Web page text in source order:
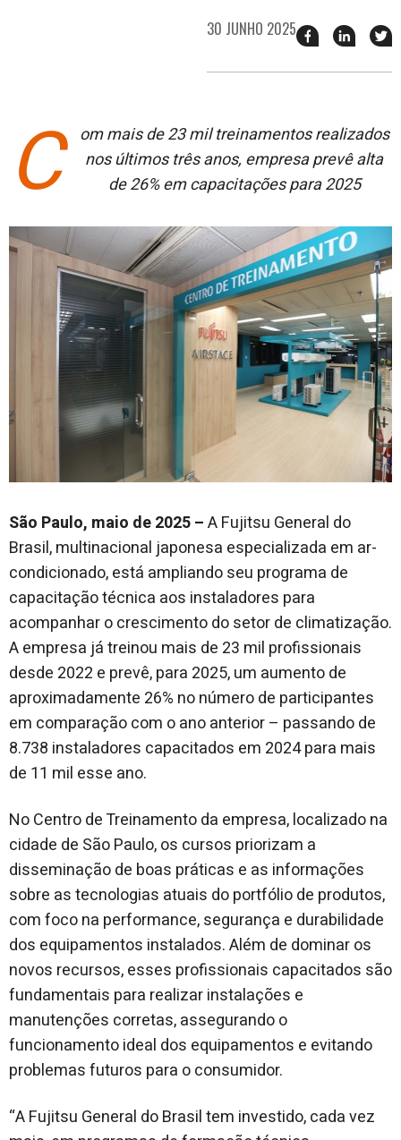
30 JUNHO 2025 Compartilhar
esse
no
esse
no
C
om mais de 23 mil treinamentos realizados
nos últimos três anos, empresa prevê alta
de 26% em capacitações para 2025
São Paulo, maio de 2025 –A Fujitsu General do
Brasil, multinacional japonesa especializada em ar-
condicionado, está ampliando seu programa de
capacitação técnica aos instaladores para
acompanhar o crescimento do setor de climatização.
A empresa já treinou mais de 23 mil profissionais
desde 2022 e prevê, para 2025, um aumento de
aproximadamente 26% no número de participantes
em comparação com o ano anterior – passando de
8.738 instaladores capacitados em 2024 para mais
de 11 mil esse ano.
No Centro de Treinamento da empresa, localizado na
cidade de São Paulo, os cursos priorizam a
disseminação de boas práticas e as informações
sobre as tecnologias atuais do portfólio de produtos,
com foco na performance, segurança e durabilidade
dos equipamentos instalados. Além de dominar os
novos recursos, esses profissionais capacitados são
fundamentais para realizar instalações e
manutenções corretas, assegurando o
funcionamento ideal dos equipamentos e evitando
problemas futuros para o consumidor.
“A Fujitsu General do Brasil tem investido, cada vez